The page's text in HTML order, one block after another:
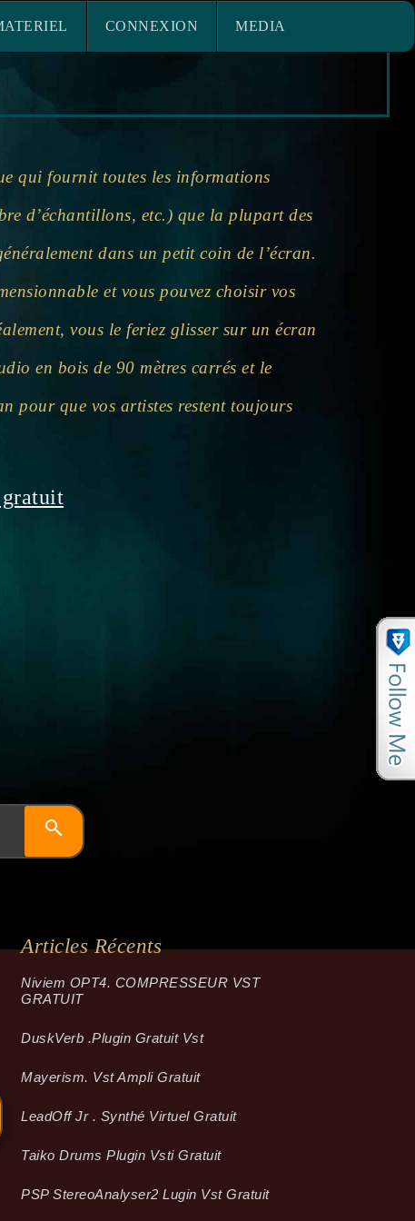
MATERIEL
CONNEXION
qui fournit toutes les informations
d’échantillons, etc.) que la plupart des
dans un petit coin de l’écran.
et vous pouvez choisir vos
vous le feriez glisser sur un écran
en bois de 90 mètres carrés et le
pour que vos artistes restent toujours
Articles Récents
Niviem OPT4. COMPRESSEUR VST
GRATUIT
Dusk­Verb .plugin Gratuit Vst
Mayerism. Vst Ampli Gratuit
LeadOff Jr . Synthé Virtuel Gratuit
Taiko Drums Plugin Vsti Gratuit
PSP StereoAnalyser2 Lugin Vst Gratuit
CONNEXION MEDIA